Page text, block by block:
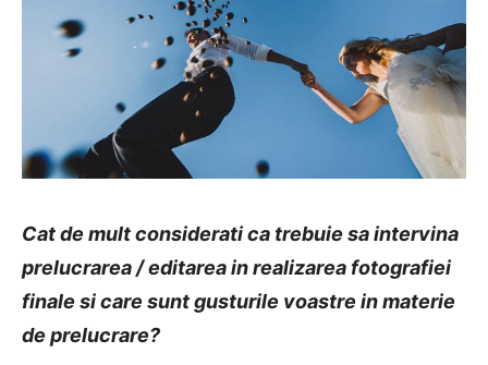
Cat de mult considerati ca trebuie sa intervina
prelucrarea / editarea in realizarea fotografiei
finale si care sunt gusturile voastre in materie
de prelucrare?